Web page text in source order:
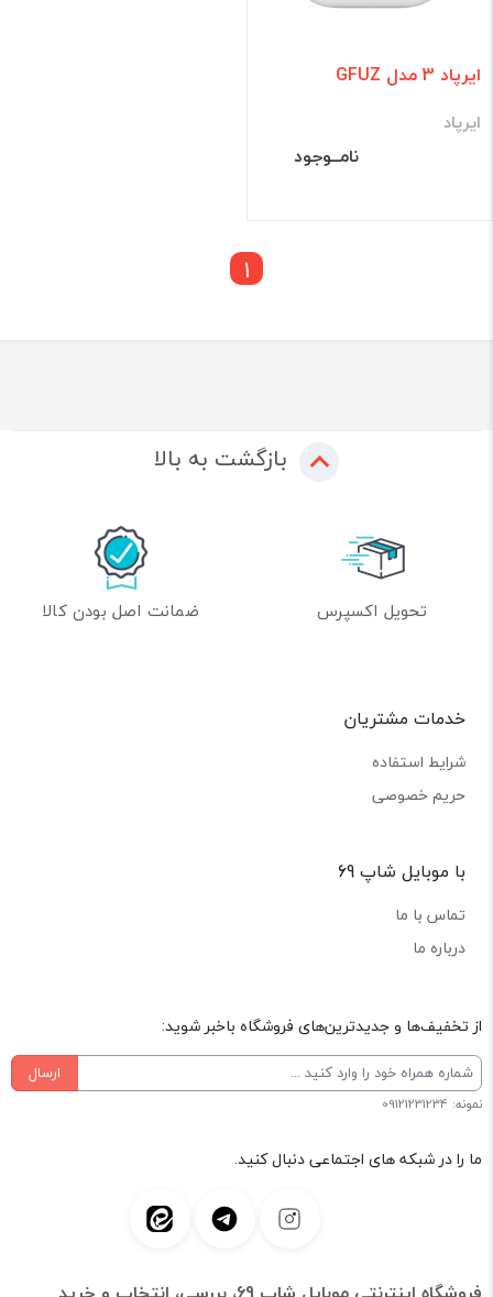
ایرپاد 3 مدل GFUZ
ایرپاد
نامــوجود
1
بازگشت به بالا
تحویل اکسپرس ضمانت اصل بودن کالا
خدمات مشتریان
شرایط استفاده
حریم خصوصی
با موبایل شاپ 69
تماس با ما
درباره ما
از تخفیف‌ها و جدیدترین‌های فروشگاه باخبر شوید:
ارسال
نمونه: 09121231234
ما را در شبکه های اجتماعی دنبال کنید.